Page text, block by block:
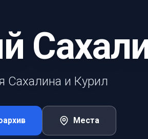
Сахалина и Курил
Места